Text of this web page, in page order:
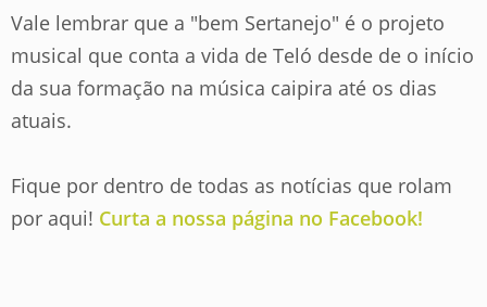
Vale lembrar que a "bem Sertanejo" é o projeto
musical que conta a vida de Teló desde de o início
da sua formação na música caipira até os dias
atuais.
Fique por dentro de todas as notícias que rolam
por aqui! Curta a nossa página no Facebook!